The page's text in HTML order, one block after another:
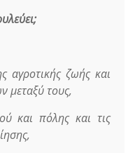
αγροτικής ζωής και
μεταξύ τους,
και πόλης και τις